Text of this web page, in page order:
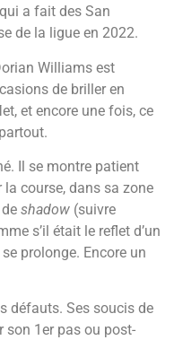
a fait des San
de la ligue en 2022.
Williams est
de briller en
et encore une fois, ce
Il se montre patient
course, dans sa zone
shadow (suivre
s’il était le reflet d’un
prolonge. Encore un
défauts. Ses soucis de
son 1er pas ou post-